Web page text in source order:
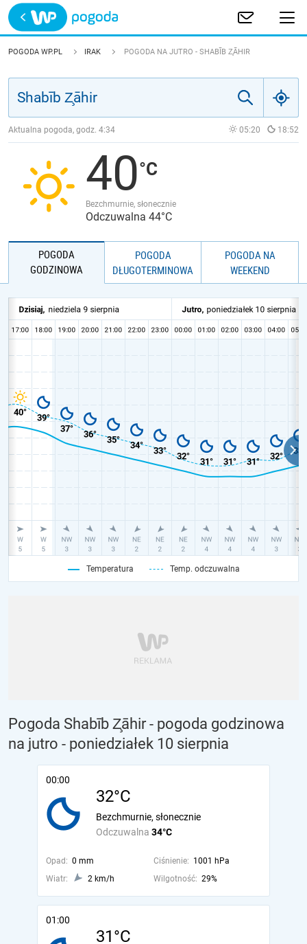
Trwa ładowanie
POLSKA
POGODA WP.PL IRAK POGODA NA JUTRO - SHABĪB Z̧ĀHIR
Aktualna pogoda, godz. 4:34 05:20 18:52
40
Bezchmurnie, słonecznie
Odczuwalna 44°C
POGODA
GODZINOWA
POGODA
DŁUGOTERMINOWA
POGODA NA
WEEKEND
Temperatura Temp. odczuwalna
Pogoda Shabīb Z̧āhir - pogoda godzinowa
na jutro - poniedziałek 10 sierpnia
00:00
32°C
Odczuwalna 34°C
Bezchmurnie, słonecznie
Opad: 0 mm Ciśnienie: 1001 hPa
Wiatr:
2 km/h Wilgotność: 29%
01:00
31°C